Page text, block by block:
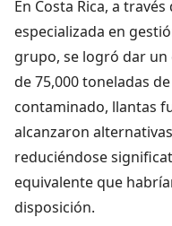
En Costa Rica, a
especializada en
grupo, se logró dar un
de 75,000 toneladas
contaminado, llantas
alcanzaron
reduciéndose
equivalente que
disposición.